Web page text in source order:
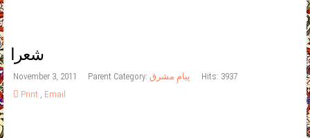
شعرا
November 3, 2011 Parent Category: پیامِ مشرق
Hits: 3937
Print , Email